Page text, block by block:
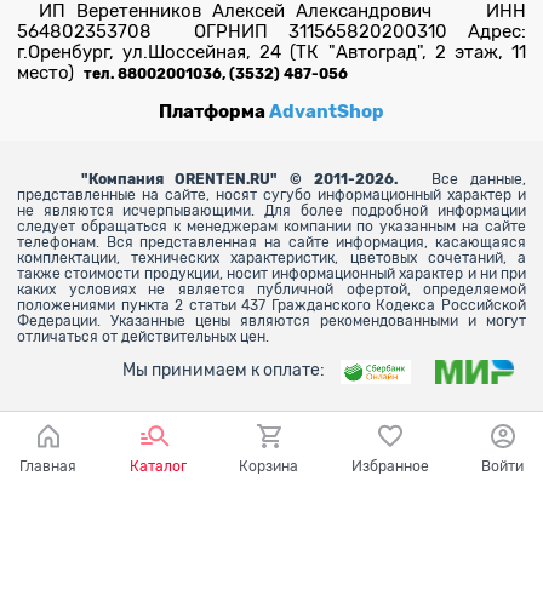
ИП Веретенников Алексей Александрович ИНН
564802353708 ОГРНИП 311565820200310 Адрес:
г.Оренбург, ул.Шоссейная, 24 (ТК "Автоград", 2 этаж, 11
место) тел. 88002001036, (3532) 487-056
ПлатформаAdvantShop
" Компания ORENTEN.RU" © 2011-2026.
Все данные,
представленные на сайте, носят сугубо информационный характер и
не являются исчерпывающими. Для более подробной информации
следует обращаться к менеджерам компании по указанным на сайте
телефонам. Вся представленная на сайте информация, касающаяся
комплектации, технических характеристик, цветовых сочетаний, а
также стоимости продукции, носит информационный характер и ни при
каких условиях не является публичной офертой, определяемой
положениями пункта 2 статьи 437 Гражданского Кодекса Российской
Федерации. Указанные цены являются рекомендованными и могут
отличаться от действительных цен.
Мы принимаем к оплате:
Главная Каталог Корзина Избранное Войти